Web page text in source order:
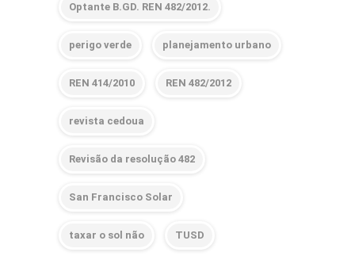
Optante B.GD. REN 482/2012.
perigo verde planejamento urbano
REN 414/2010 REN 482/2012
revista cedoua
Revisão da resolução 482
San Francisco Solar
taxar o sol não TUSD